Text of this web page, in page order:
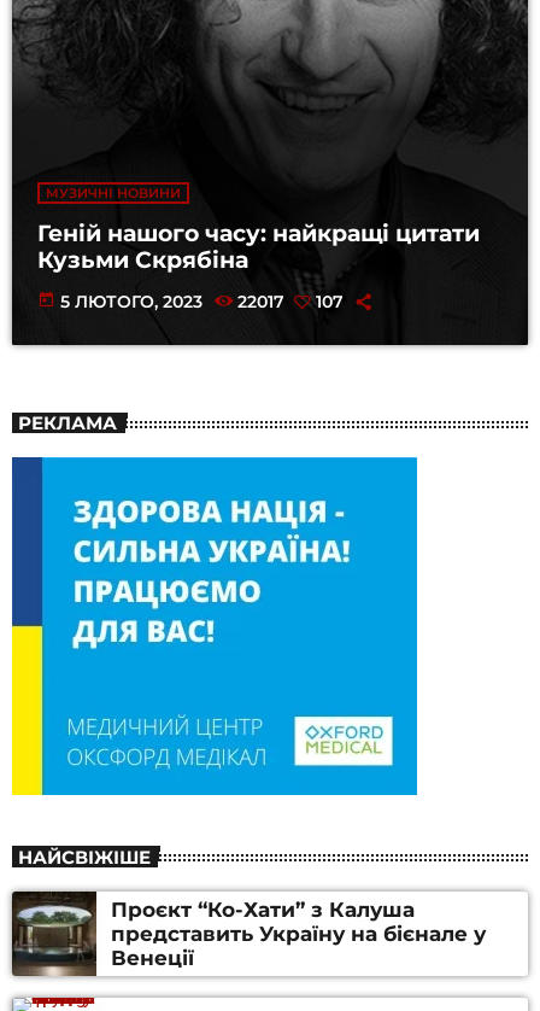
МУЗИЧНІ НОВИНИ
Геній нашого часу: найкращі цитати
Кузьми Скрябіна
today 5 ЛЮТОГО, 2023 22017 107
РЕКЛАМА
НАЙСВІЖІШЕ
Проєкт “Ко-Хати” з Калуша
представить Україну на бієнале у
Венеції